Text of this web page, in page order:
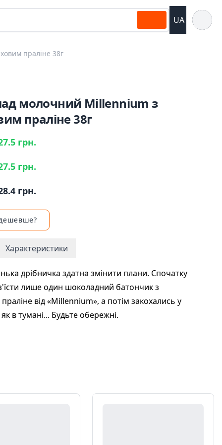
UA
праліне 38г
молочний Millennium з
праліне 38г
грн.
грн.
грн.
Характеристики
дрібничка здатна змінити плани. Спочатку
лише один шоколадний батончик з
від «Millennium», а потім закохались у
як в тумані... Будьте обережні.